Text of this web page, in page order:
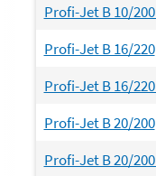
Profi-Jet B 10/
Profi-Jet B 16/220
Profi-Jet B 16/
Profi-Jet B 20/200
Profi-Jet B 20/